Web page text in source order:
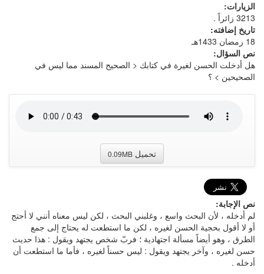
الزيارات:
3213 زائراً .
تاريخ إضافته:
18 رمضان 1433هـ
نص السؤال:
هل أدخلت الحسن لغيرة في كتابك < الصحيح المسند مما ليس في
الصحيحين > ؟
تحميل 0.09MB
نص الإجابة:
لم أدخله ، لأن البحث واسع ، وغلبني البحث ، لكن ليس معناه أنني لا أحتج
أو لا أقول بحجية الحسن لغيره ، لكن ما استطعت له يحتاج إلى جمع
الطرق ، وهو أيضاً مسألة اجتهادية ؛ فربّ شخص يجتهد ويقول : هذا حديث
حسن لغيره ، وآخر يجتهد ويقول : ليس حسناً لغيره ، فأما ما استطعت أن
أدخله .